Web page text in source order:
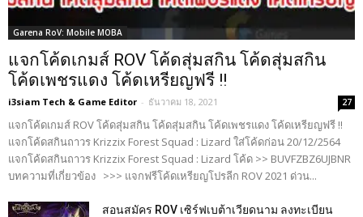
Garena RoV: Mobile MOBA
แจกโค้ดเกมส์ ROV โค้ดสุ่มสกิน โค้ดสุ่มสกิน
โค้ดเพชรแดง โค้ดเหรียญฟรี !!
i3siam Tech & Game Editor - ธันวาคม 18, 2021 27
แจกโค้ดเกมส์ ROV โค้ดสุ่มสกิน โค้ดสุ่มสกิน โค้ดเพชรแดง โค้ดเหรียญฟรี !!
แจกโค้ดสกินถาวร Krizzix Forest Squad : Lizard ใส่โค้ดก่อน 20/12/2564
แจกโค้ดสกินถาวร Krizzix Forest Squad : Lizard โค้ด >> BUVFZBZ6UJBNR
บทความที่เกี่ยวข้อง >>> แจกฟรีโค้ดเหรียญโปรลีก ROV 2021 ด่วน...
สอนสมัคร ROV เซิร์ฟเบต้าเวียดนาม ลงทะเบียน